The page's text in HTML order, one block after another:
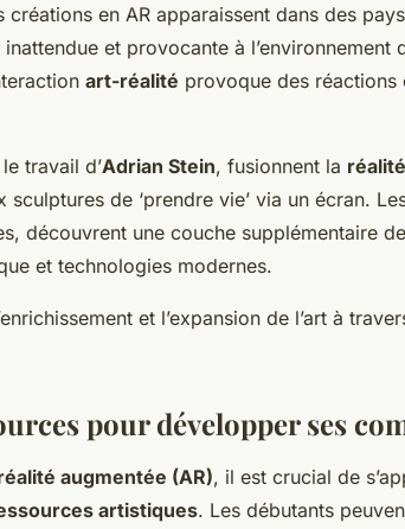
créations en AR apparaissent dans des
et provocante à
art-réalité provoque des réactions
travail d’Adrian Stein, fusionnent la
sculptures de ‘prendre vie’ via un écran.
découvrent une couche supplémentaire
et technologies modernes.
et l’expansion de l’art à
pour développer ses
augmentée (AR), il est crucial de
artistiques. Les débutants